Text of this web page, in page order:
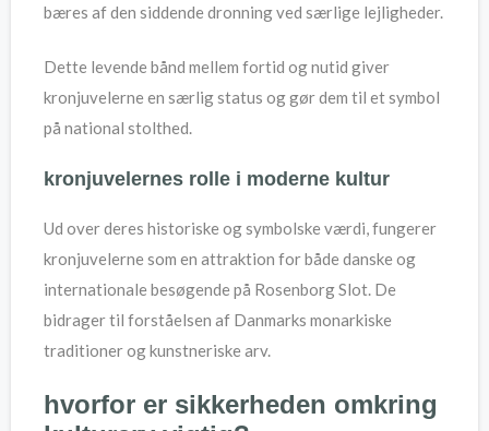
bæres af den siddende dronning ved særlige lejligheder.
Dette levende bånd mellem fortid og nutid giver
kronjuvelerne en særlig status og gør dem til et symbol
på national stolthed.
kronjuvelernes rolle i moderne kultur
Ud over deres historiske og symbolske værdi, fungerer
kronjuvelerne som en attraktion for både danske og
internationale besøgende på Rosenborg Slot. De
bidrager til forståelsen af Danmarks monarkiske
traditioner og kunstneriske arv.
hvorfor er sikkerheden omkring